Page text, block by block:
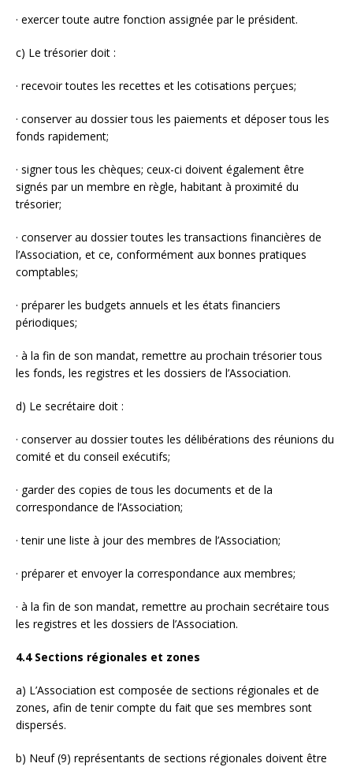
· exercer toute autre fonction assignée par le président.
c) Le trésorier doit :
· recevoir toutes les recettes et les cotisations perçues;
· conserver au dossier tous les paiements et déposer tous les
fonds rapidement;
· signer tous les chèques; ceux-ci doivent également être
signés par un membre en règle, habitant à proximité du
trésorier;
· conserver au dossier toutes les transactions financières de
l’Association, et ce, conformément aux bonnes pratiques
comptables;
· préparer les budgets annuels et les états financiers
périodiques;
· à la fin de son mandat, remettre au prochain trésorier tous
les fonds, les registres et les dossiers de l’Association.
d) Le secrétaire doit :
· conserver au dossier toutes les délibérations des réunions du
comité et du conseil exécutifs;
· garder des copies de tous les documents et de la
correspondance de l’Association;
· tenir une liste à jour des membres de l’Association;
· préparer et envoyer la correspondance aux membres;
· à la fin de son mandat, remettre au prochain secrétaire tous
les registres et les dossiers de l’Association.
4.4 Sections régionales et zones
a) L’Association est composée de sections régionales et de
zones, afin de tenir compte du fait que ses membres sont
dispersés.
b) Neuf (9) représentants de sections régionales doivent être